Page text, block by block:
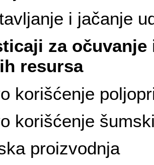
i jačanje
za
resursa
korišćenje
korišćenje
proizvodnja